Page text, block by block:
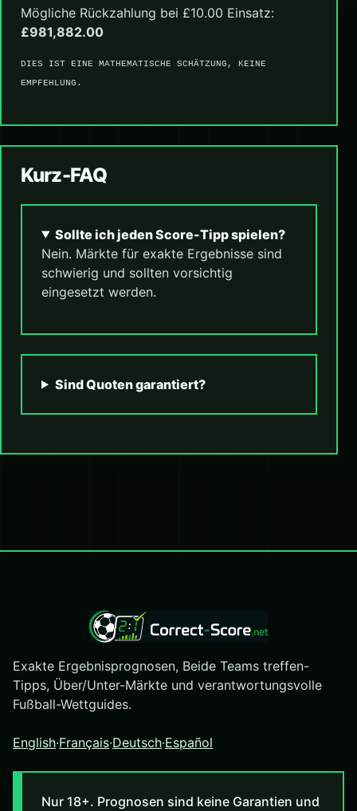
Mögliche Rückzahlung bei £10.00 Einsatz:
£981,882.00
DIES IST EINE MATHEMATISCHE SCHÄTZUNG, KEINE
EMPFEHLUNG.
Kurz-FAQ
Sollte ich jeden Score-Tipp spielen?
Nein. Märkte für exakte Ergebnisse sind
schwierig und sollten vorsichtig
eingesetzt werden.
Sind Quoten garantiert?
Exakte Ergebnisprognosen, Beide Teams treffen-
Tipps, Über/Unter-Märkte und verantwortungsvolle
Fußball-Wettguides.
English·Français·Deutsch·Español
Nur 18+. Prognosen sind keine Garantien und